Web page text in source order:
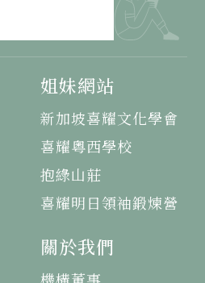
姐妹網站
新加坡喜耀文化學會
喜耀粵西學校
抱綠山莊
喜耀明日領袖鍛煉營
關於我們